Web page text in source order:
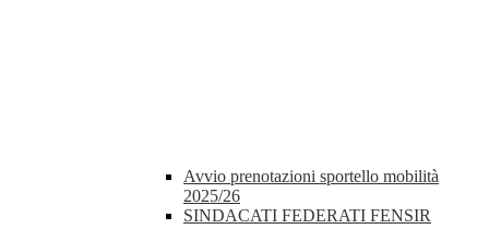
Avvio prenotazioni sportello mobilità
2025/26
SINDACATI FEDERATI FENSIR